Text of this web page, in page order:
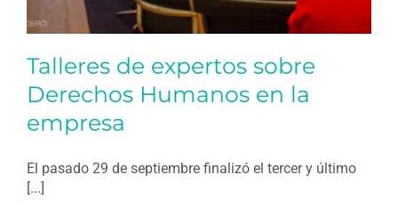
Talleres de expertos sobre
Derechos Humanos en la
empresa
El pasado 29 de septiembre finalizó el tercer y último
[...]